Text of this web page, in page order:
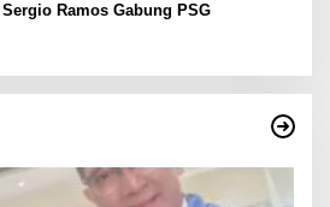
Ramos Gabung PSG